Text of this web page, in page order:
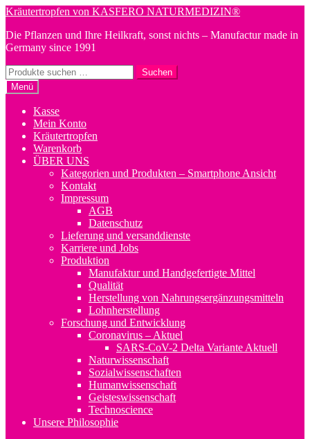
Zur
springen
Zum
springen
Kräutertropfen von KASFERO NATURMEDIZIN®
Die Pflanzen und Ihre Heilkraft, sonst nichts – Manufactur made in
Germany since 1991
Suchen
nach:
Suchen
Menü
Kasse
Mein Konto
Kräutertropfen
Warenkorb
ÜBER UNS
Kategorien und Produkten – Smartphone Ansicht
Kontakt
Impressum
AGB
Datenschutz
Lieferung und versanddienste
Karriere und Jobs
Produktion
Manufaktur und Handgefertigte Mittel
Qualität
Herstellung von Nahrungsergänzungsmitteln
Lohnherstellung
Forschung und Entwicklung
Coronavirus – Aktuel
SARS-CoV-2 Delta Variante Aktuell
Naturwissenschaft
Sozialwissenschaften
Humanwissenschaft
Geisteswissenschaft
Technoscience
Unsere Philosophie